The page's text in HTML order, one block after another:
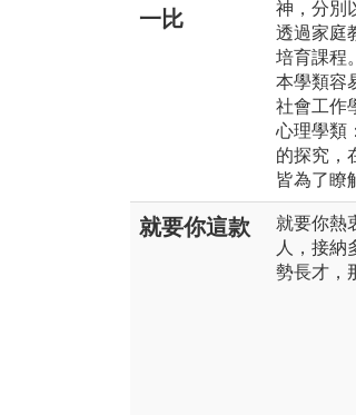
一比
神，分別
透過家庭
培育課程。
本學類容
社會工作
心理學類
的探究，
皆為了瞭
就要你這款
就要你熱
人，接納
勢長才，